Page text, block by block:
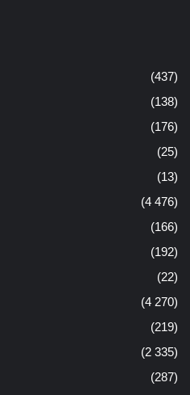
(437)
(138)
(176)
(25)
(13)
(4 476)
(166)
(192)
(22)
(4 270)
(219)
(2 335)
(287)